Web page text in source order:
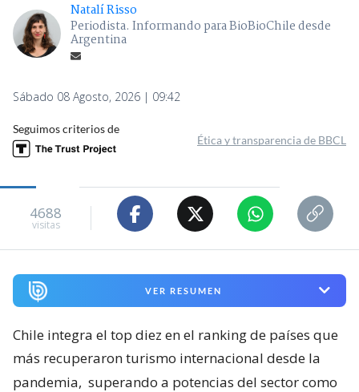
Natalí Risso
Periodista. Informando para BioBioChile desde
Argentina
Sábado 08 Agosto, 2026 | 09:42
Seguimos criterios de
Ética y transparencia de BBCL
4688
visitas
VER RESUMEN
Chile integra el top diez en el ranking de países que
más recuperaron turismo internacional desde la
pandemia, superando a potencias del sector como